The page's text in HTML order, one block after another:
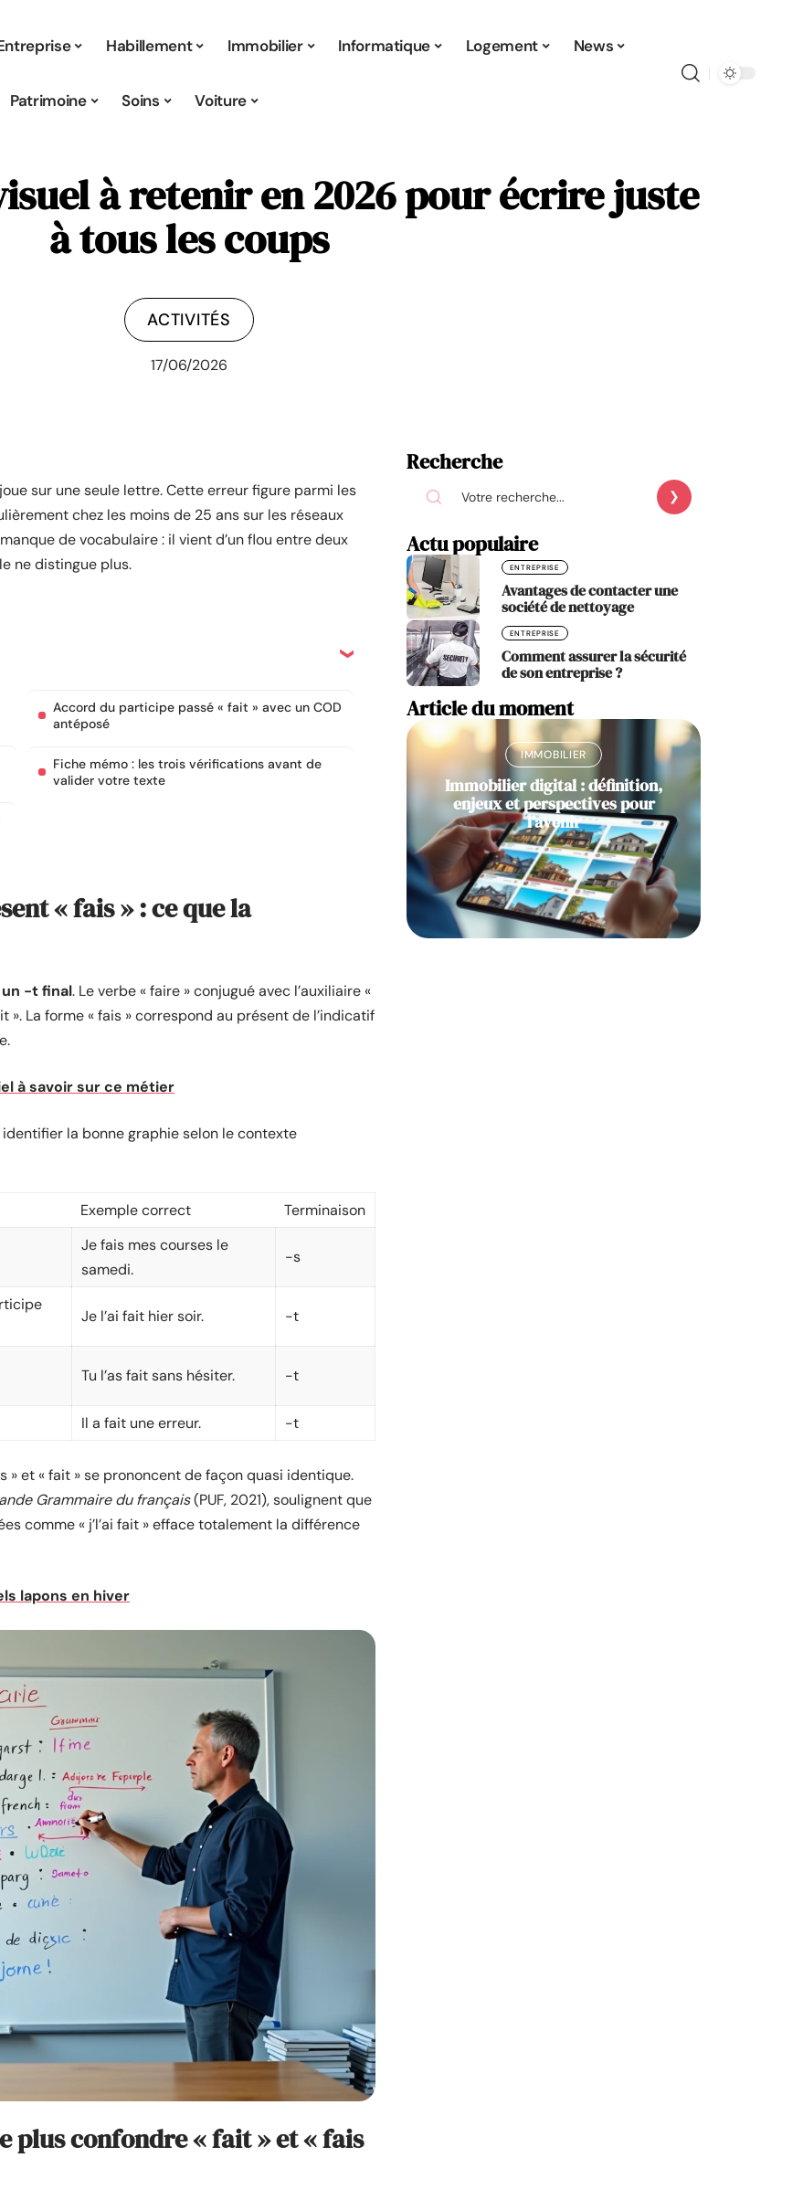
Habillement Immobilier Informatique Logement News
Patrimoine Soins Voiture
à retenir en 2026 pour écrire juste
à tous les coups
ACTIVITÉS
17/06/2026
joue sur une seule lettre. Cette erreur figure parmi les
chez les moins de 25 ans sur les réseaux
de vocabulaire : il vient d’un flou entre deux
ne distingue plus.
Accord du participe passé « fait » avec un COD
antéposé
Fiche mémo : les trois vérifications avant de
valider votre texte
« fais » : ce que la
un -t final. Le verbe « faire » conjugué avec l’auxiliaire «
La forme « fais » correspond au présent de l’indicatif
à savoir sur ce métier
la bonne graphie selon le contexte
Exemple correct Terminaison
Je fais mes courses le
samedi.
-s
Je l’ai fait hier soir. -t
Tu l’as fait sans hésiter. -t
Il a fait une erreur. -t
» et « fait » se prononcent de façon quasi identique.
Grammaire du français(PUF, 2021), soulignent que
comme « j’l’ai fait » efface totalement la différence
lapons en hiver
plus confondre « fait » et « fais
Recherche
Actu populaire
ENTREPRISE
Avantages de contacter une
société de nettoyage
ENTREPRISE
Comment assurer la sécurité
de son entreprise ?
Article du moment
IMMOBILIER
Immobilier digital : définition,
enjeux et perspectives pour
l’avenir